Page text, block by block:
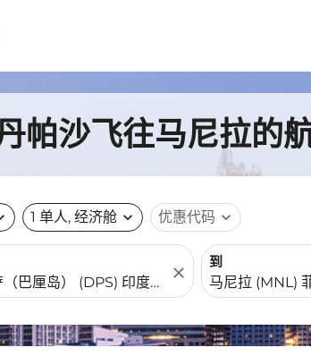
帕沙飞往马尼拉的
1 单人, 经济舱 expand_more 优惠代码 expand_more
close
到